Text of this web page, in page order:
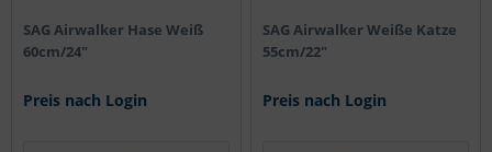
SAG Airwalker Hase Weiß
60cm/24"
Preis nach Login
SAG Airwalker Weiße Katze
55cm/22"
Preis nach Login